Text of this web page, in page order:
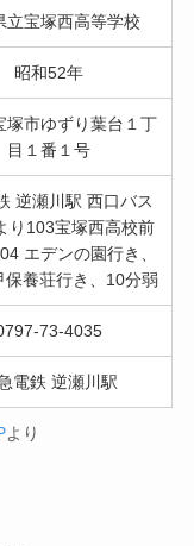
立宝塚西高等学校
昭和52年
塚市ゆずり葉台１丁
目１番１号
逆瀬川駅 西口バス
り103宝塚西高校前
エデンの園行き、
保養荘行き、10分弱
73-4035
電鉄 逆瀬川駅
より